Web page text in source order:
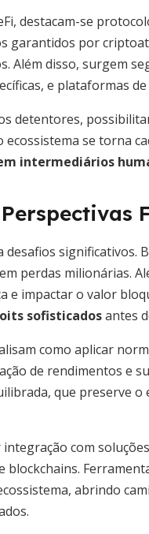
destacam-se
por
Além disso, surgem
e plataformas
detentores,
se torna
intermediários
significativos.
perdas milionárias.
e impactar o valor
sofisticadosantes
como aplicar
de rendimentos e
que preserve
com
abrindo